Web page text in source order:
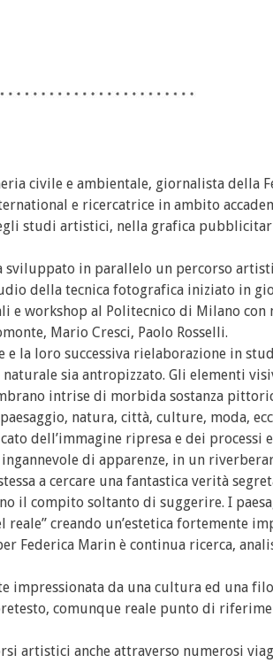
civile e ambientale, giornalista della
e ricercatrice in ambito
studi artistici, nella grafica
in parallelo un percorso
della tecnica fotografica iniziato in
e workshop al Politecnico di Milano
Mario Cresci, Paolo Rosselli.
la loro successiva rielaborazione in
naturale sia antropizzato. Gli elementi
intrise di morbida sostanza
natura, città, culture, moda,
dell’immagine ripresa e dei processi
di apparenze, in un
a cercare una fantastica verità
il compito soltanto di suggerire. I
creando un’estetica fortemente
Federica Marin è continua ricerca,
impressionata da una cultura ed una
comunque reale punto di
artistici anche attraverso numerosi